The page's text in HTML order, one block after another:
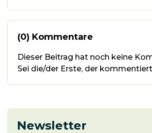
(0) Kommentare
Dieser Beitrag hat noch keine
Sei die/der Erste, der
Newsletter